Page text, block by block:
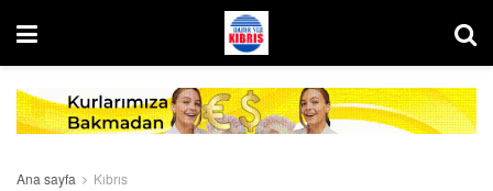
Ana sayfa Kıbrıs